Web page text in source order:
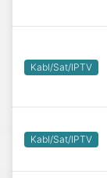
Kabl/Sat/IPTV
Kabl/Sat/IPTV